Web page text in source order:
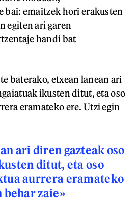
bai: emaitzek hori erakusten
egiten ari garen
handi bat
baterako, etxean lanean ari
ikusten ditut, eta oso
eramateko ere. Utzi egin
ari diren gazteak oso
ditut, eta oso
aurrera eramateko
behar zaie»